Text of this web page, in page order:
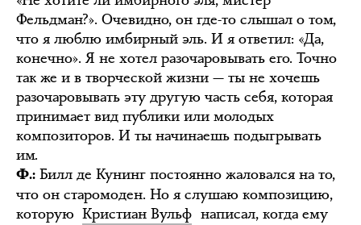
Фельдман?». Очевидно, он где-то слышал о том,
что я люблю имбирный эль. И я ответил: «Да,
конечно». Я не хотел разочаровывать его. Точно
так же и в творческой жизни — ты не хочешь
разочаровывать эту другую часть себя, которая
принимает вид публики или молодых
композиторов. И ты начинаешь подыгрывать
им.
Ф.: Билл де Кунинг постоянно жаловался на то,
что он старомоден. Но я слушаю композицию,
которую Кристиан Вульф написал, когда ему